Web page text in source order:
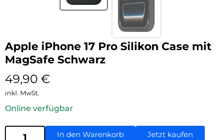
Apple iPhone 17 Pro Silikon Case mit
MagSafe Schwarz
49,90 €
inkl. MwSt.
Online verfügbar
In den Warenkorb Jetzt kaufen